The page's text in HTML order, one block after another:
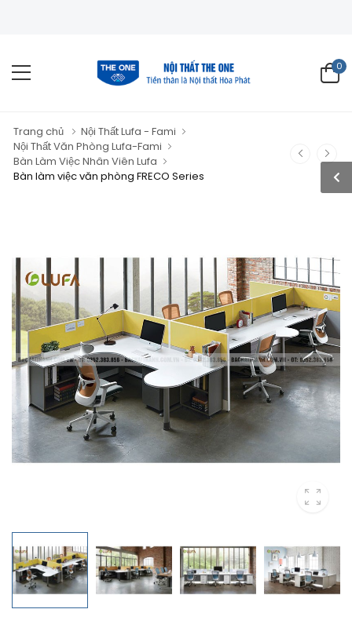
0
Trang chủ
Nội Thất Lufa - Fami
Nội Thất Văn Phòng Lufa-Fami
Bàn Làm Việc Nhân Viên Lufa
Bàn làm việc văn phòng FRECO Series